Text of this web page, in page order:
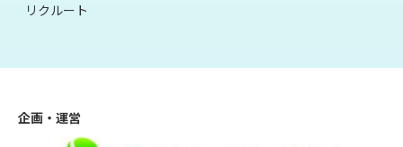
リクルート
企画・運営